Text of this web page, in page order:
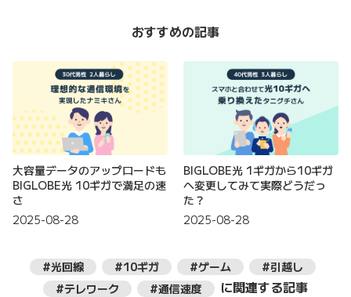
おすすめの記事
大容量データのアップロードも
BIGLOBE光 10ギガで満足の速
さ
2025-08-28
BIGLOBE光 1ギガから10ギガ
へ変更してみて実際どうだっ
た？
2025-08-28
#光回線 #10ギガ #ゲーム
#引越し
#テレワーク
#通信速度 に関連する記事